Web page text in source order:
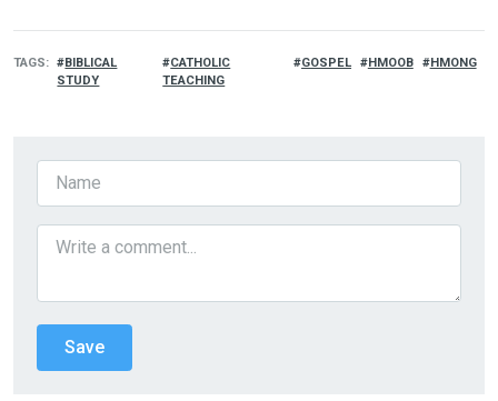
TAGS
BIBLICAL
STUDY
CATHOLIC
TEACHING
GOSPEL HMOOB HMONG